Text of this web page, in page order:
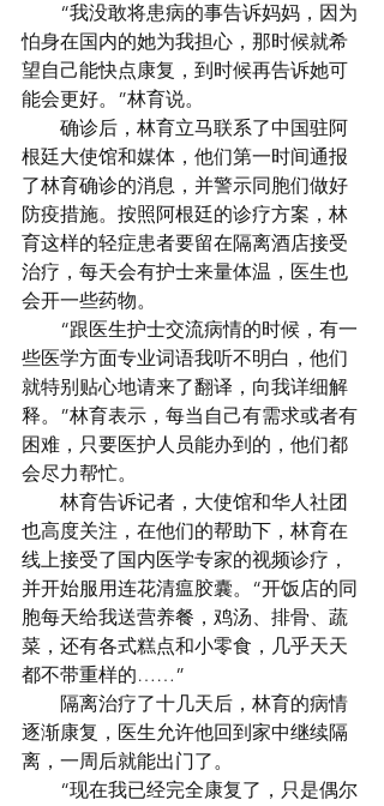
“我没敢将患病的事告诉妈妈，因为
怕身在国内的她为我担心，那时候就希
望自己能快点康复，到时候再告诉她可
能会更好。”林育说。
确诊后，林育立马联系了中国驻阿
根廷大使馆和媒体，他们第一时间通报
了林育确诊的消息，并警示同胞们做好
防疫措施。按照阿根廷的诊疗方案，林
育这样的轻症患者要留在隔离酒店接受
治疗，每天会有护士来量体温，医生也
会开一些药物。
“跟医生护士交流病情的时候，有一
些医学方面专业词语我听不明白，他们
就特别贴心地请来了翻译，向我详细解
释。”林育表示，每当自己有需求或者有
困难，只要医护人员能办到的，他们都
会尽力帮忙。
林育告诉记者，大使馆和华人社团
也高度关注，在他们的帮助下，林育在
线上接受了国内医学专家的视频诊疗，
并开始服用连花清瘟胶囊。“开饭店的同
胞每天给我送营养餐，鸡汤、排骨、蔬
菜，还有各式糕点和小零食，几乎天天
都不带重样的……”
隔离治疗了十几天后，林育的病情
逐渐康复，医生允许他回到家中继续隔
离，一周后就能出门了。
“现在我已经完全康复了，只是偶尔